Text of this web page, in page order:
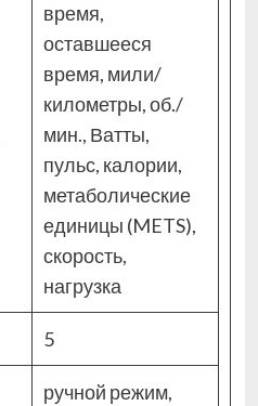
время,
оставшееся
время, мили/
километры, об./
мин., Ватты,
пульс, калории,
метаболические
единицы (METS),
скорость,
нагрузка
5
ручной режим,